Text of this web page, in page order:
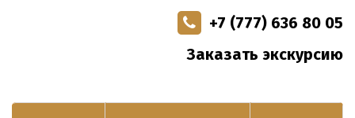
+7 (777) 636 80 05
Заказать экскурсию